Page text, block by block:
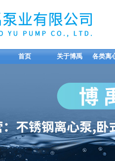
首页 关于博禹 各类离